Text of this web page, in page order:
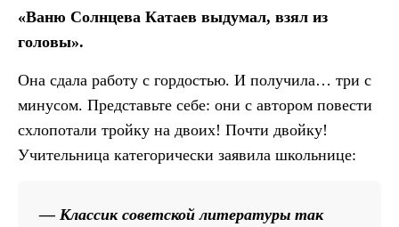
«Ваню Солнцева Катаев выдумал, взял из
головы».
Она сдала работу с гордостью. И получила… три с
минусом. Представьте себе: они с автором повести
схлопотали тройку на двоих! Почти двойку!
Учительница категорически заявила школьнице:
— Классик советской литературы так